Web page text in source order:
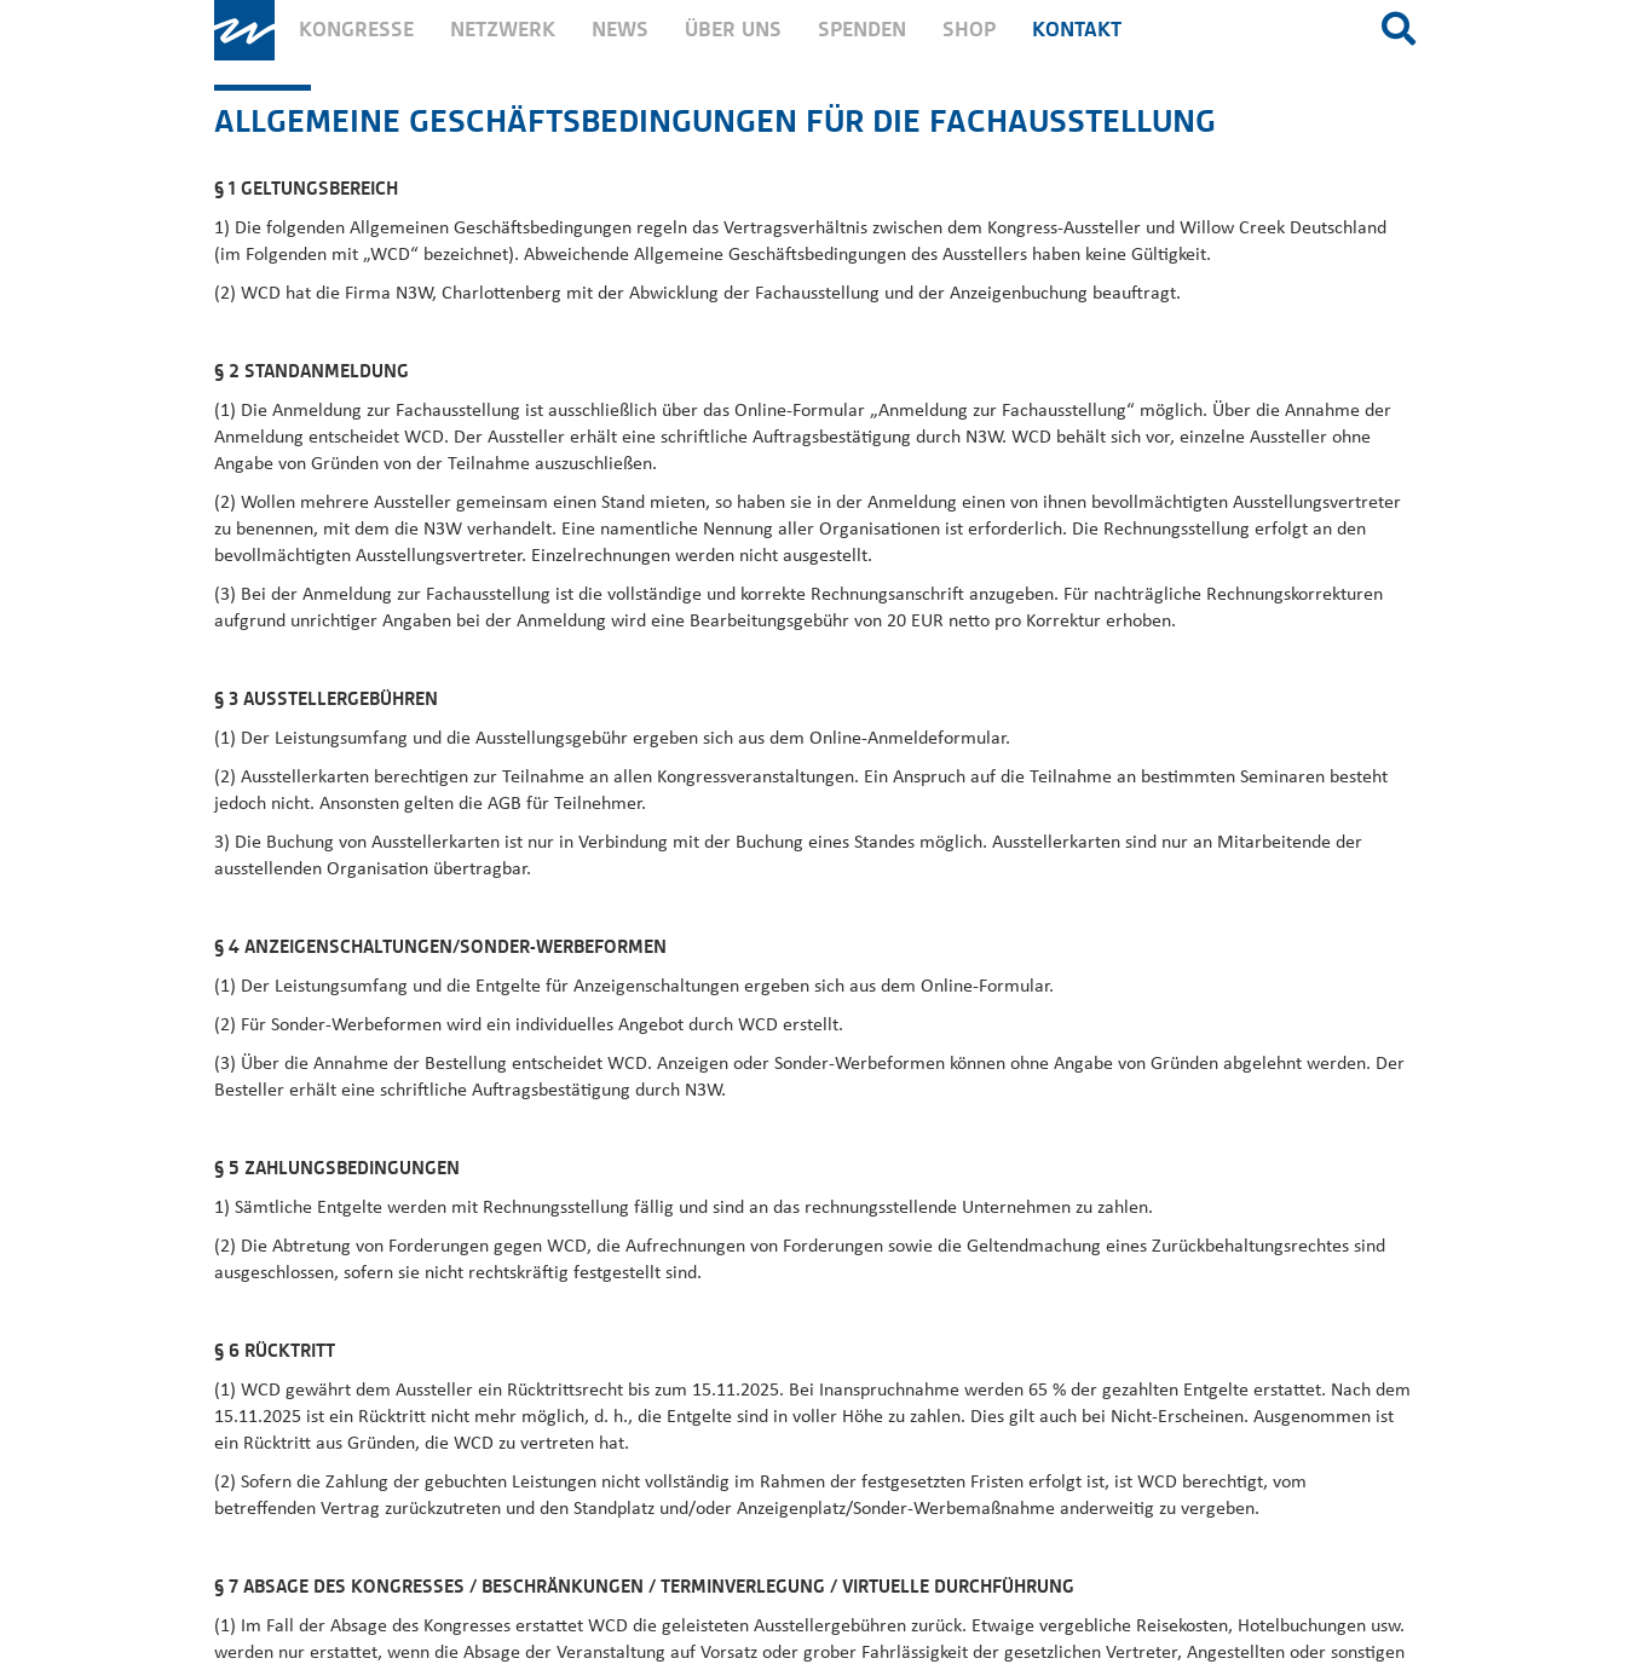
KONGRESSE NETZWERK NEWS ÜBER UNS SPENDEN SHOP KONTAKT
ALLGEMEINE GESCHÄFTSBEDINGUNGEN FÜR DIE FACHAUSSTELLUNG
§ 1 GELTUNGSBEREICH
1) Die folgenden Allgemeinen Geschäftsbedingungen regeln das Vertragsverhältnis zwischen dem Kongress-Aussteller und Willow Creek Deutschland
(im Folgenden mit „WCD“ bezeichnet). Abweichende Allgemeine Geschäftsbedingungen des Ausstellers haben keine Gültigkeit.
(2) WCD hat die Firma N3W, Charlottenberg mit der Abwicklung der Fachausstellung und der Anzeigenbuchung beauftragt.
§ 2 STANDANMELDUNG
(1) Die Anmeldung zur Fachausstellung ist ausschließlich über das Online-Formular „Anmeldung zur Fachausstellung“ möglich. Über die Annahme der
Anmeldung entscheidet WCD. Der Aussteller erhält eine schriftliche Auftragsbestätigung durch N3W. WCD behält sich vor, einzelne Aussteller ohne
Angabe von Gründen von der Teilnahme auszuschließen.
(2) Wollen mehrere Aussteller gemeinsam einen Stand mieten, so haben sie in der Anmeldung einen von ihnen bevollmächtigten Ausstellungsvertreter
zu benennen, mit dem die N3W verhandelt. Eine namentliche Nennung aller Organisationen ist erforderlich. Die Rechnungsstellung erfolgt an den
bevollmächtigten Ausstellungsvertreter. Einzelrechnungen werden nicht ausgestellt.
(3) Bei der Anmeldung zur Fachausstellung ist die vollständige und korrekte Rechnungsanschrift anzugeben. Für nachträgliche Rechnungskorrekturen
aufgrund unrichtiger Angaben bei der Anmeldung wird eine Bearbeitungsgebühr von 20 EUR netto pro Korrektur erhoben.
§ 3 AUSSTELLERGEBÜHREN
(1) Der Leistungsumfang und die Ausstellungsgebühr ergeben sich aus dem Online-Anmeldeformular.
(2) Ausstellerkarten berechtigen zur Teilnahme an allen Kongressveranstaltungen. Ein Anspruch auf die Teilnahme an bestimmten Seminaren besteht
jedoch nicht. Ansonsten gelten die AGB für Teilnehmer.
3) Die Buchung von Ausstellerkarten ist nur in Verbindung mit der Buchung eines Standes möglich. Ausstellerkarten sind nur an Mitarbeitende der
ausstellenden Organisation übertragbar.
§ 4 ANZEIGENSCHALTUNGEN/SONDER-WERBEFORMEN
(1) Der Leistungsumfang und die Entgelte für Anzeigenschaltungen ergeben sich aus dem Online-Formular.
(2) Für Sonder-Werbeformen wird ein individuelles Angebot durch WCD erstellt.
(3) Über die Annahme der Bestellung entscheidet WCD. Anzeigen oder Sonder-Werbeformen können ohne Angabe von Gründen abgelehnt werden. Der
Besteller erhält eine schriftliche Auftragsbestätigung durch N3W.
§ 5 ZAHLUNGSBEDINGUNGEN
1) Sämtliche Entgelte werden mit Rechnungsstellung fällig und sind an das rechnungsstellende Unternehmen zu zahlen.
(2) Die Abtretung von Forderungen gegen WCD, die Aufrechnungen von Forderungen sowie die Geltendmachung eines Zurückbehaltungsrechtes sind
ausgeschlossen, sofern sie nicht rechtskräftig festgestellt sind.
§ 6 RÜCKTRITT
(1) WCD gewährt dem Aussteller ein Rücktrittsrecht bis zum 15.11.2025. Bei Inanspruchnahme werden 65 % der gezahlten Entgelte erstattet. Nach dem
15.11.2025 ist ein Rücktritt nicht mehr möglich, d. h., die Entgelte sind in voller Höhe zu zahlen. Dies gilt auch bei Nicht-Erscheinen. Ausgenommen ist
ein Rücktritt aus Gründen, die WCD zu vertreten hat.
(2) Sofern die Zahlung der gebuchten Leistungen nicht vollständig im Rahmen der festgesetzten Fristen erfolgt ist, ist WCD berechtigt, vom
betreffenden Vertrag zurückzutreten und den Standplatz und/oder Anzeigenplatz/Sonder-Werbemaßnahme anderweitig zu vergeben.
§ 7 ABSAGE DES KONGRESSES / BESCHRÄNKUNGEN / TERMINVERLEGUNG / VIRTUELLE DURCHFÜHRUNG
(1) Im Fall der Absage des Kongresses erstattet WCD die geleisteten Ausstellergebühren zurück. Etwaige vergebliche Reisekosten, Hotelbuchungen usw.
werden nur erstattet, wenn die Absage der Veranstaltung auf Vorsatz oder grober Fahrlässigkeit der gesetzlichen Vertreter, Angestellten oder sonstigen